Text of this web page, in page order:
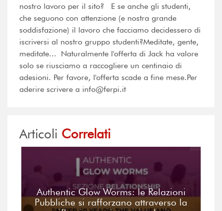
nostro lavoro per il sito? E se anche gli studenti,
che seguono con attenzione (e nostra grande
soddisfazione) il lavoro che facciamo decidessero di
iscriversi al nostro gruppo studenti?Meditate, gente,
meditate... Naturalmente l'offerta di Jack ha valore
solo se riusciamo a raccogliere un centinaio di
adesioni. Per favore, l'offerta scade a fine mese.Per
aderire scrivere a info@ferpi.it
Articoli Correlati
Authentic Glow Worms: le Relazioni
Pubbliche si rafforzano attraverso la